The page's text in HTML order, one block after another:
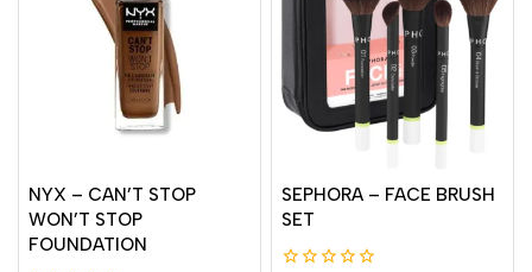
NYX – CAN’T STOP
WON’T STOP
FOUNDATION
SEPHORA – FACE BRUSH
SET